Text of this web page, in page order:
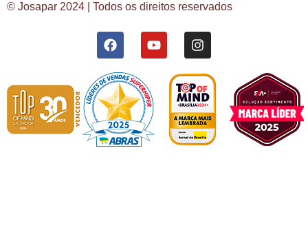
© Josapar 2024 | Todos os direitos reservados